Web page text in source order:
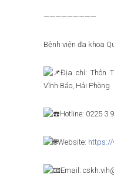
—————————
Bệnh viện đa khoa
Địa chỉ: Thôn
Vĩnh Bảo, Hải Phòng
Hotline: 0225 3
Website: https://
Email: